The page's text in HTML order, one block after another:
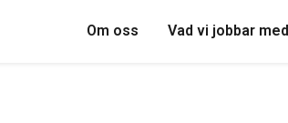
Om oss Vad vi jobbar med